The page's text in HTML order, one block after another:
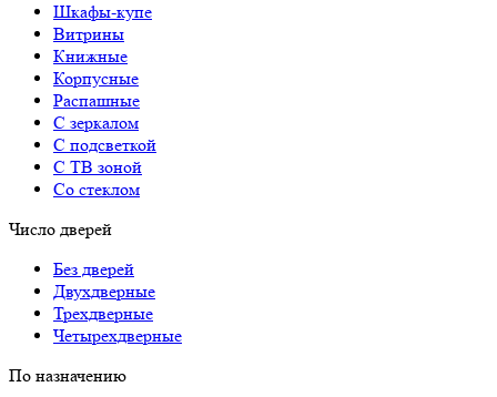
Шкафы-купе
Витрины
Книжные
Корпусные
Распашные
С зеркалом
С подсветкой
С ТВ зоной
Со стеклом
Число дверей
Без дверей
Двухдверные
Трехдверные
Четырехдверные
По назначению